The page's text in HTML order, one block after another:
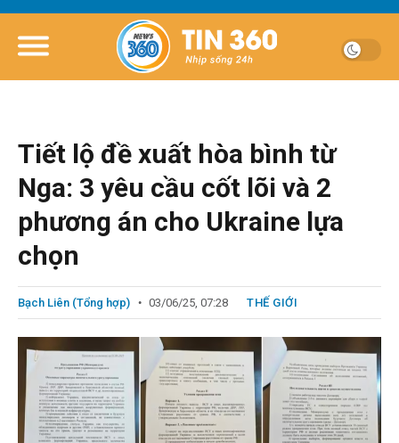
Tiết lộ đề xuất hòa bình từ
Nga: 3 yêu cầu cốt lõi và 2
phương án cho Ukraine lựa
chọn
Bạch Liên (Tổng hợp) 03/06/25, 07:28 THẾ GIỚI